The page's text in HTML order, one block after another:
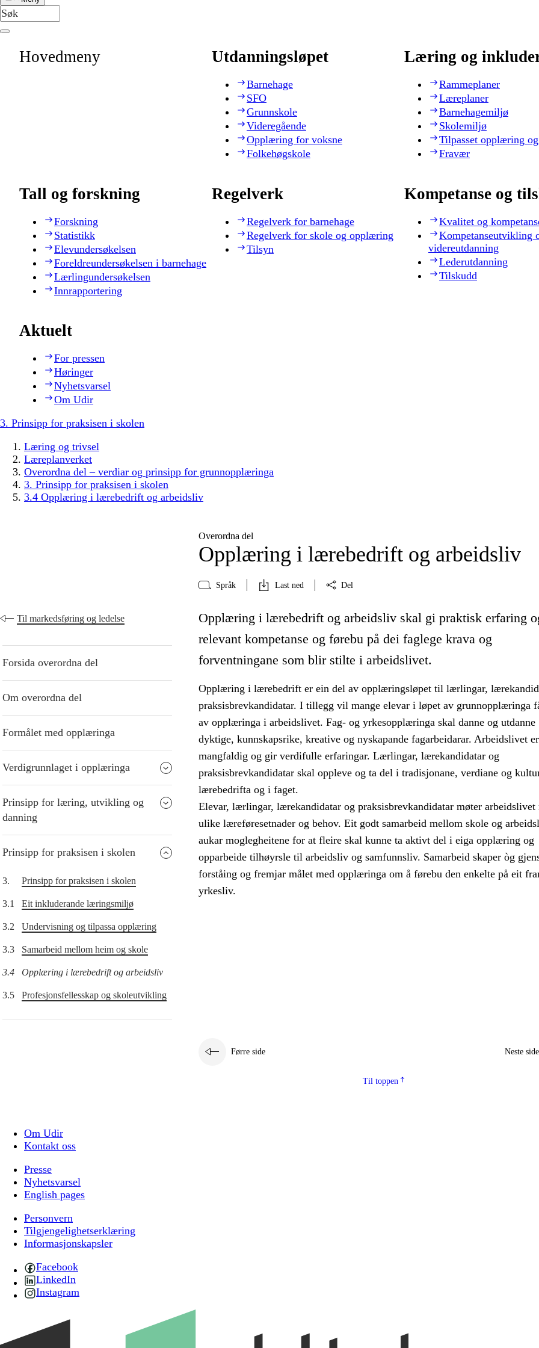
Hovedmeny Utdanningsløpet
Barnehage
SFO
Grunnskole
Videregående
Opplæring for voksne
Folkehøgskole
Læring og
Rammeplaner
Læreplaner
Barnehagemiljø
Skolemiljø
Tilpasset opplæring
Fravær
Tall og forskning
Forskning
Statistikk
Elevundersøkelsen
Foreldreundersøkelsen i barnehage
Lærlingundersøkelsen
Innrapportering
Regelverk
Regelverk for barnehage
Regelverk for skole og opplæring
Tilsyn
Kompetanse og
Kvalitet og
Kompetanseutvikling
videreutdanning
Lederutdanning
Tilskudd
Aktuelt
For pressen
Høringer
Nyhetsvarsel
Om Udir
3. Prinsipp for praksisen i skolen
Læring og trivsel
Læreplanverket
Overordna del – verdiar og prinsipp for grunnopplæringa
3. Prinsipp for praksisen i skolen
3.4 Opplæring i lærebedrift og arbeidsliv
Overordna del
Opplæring i lærebedrift og arbeidsliv
Språk Last ned Del
Til markedsføring og ledelse
Forsida overordna del
Om overordna del
Formålet med opplæringa
Verdigrunnlaget i opplæringa
Prinsipp for læring, utvikling og
danning
Prinsipp for praksisen i skolen
3. Prinsipp for praksisen i skolen
3.1 Eit inkluderande læringsmiljø
3.2 Undervisning og tilpassa opplæring
3.3 Samarbeid mellom heim og skole
3.4 Opplæring i lærebedrift og arbeidsliv
3.5 Profesjonsfellesskap og skoleutvikling
Opplæring i lærebedrift og arbeidsliv skal gi praktisk erfaring
relevant kompetanse og førebu på dei faglege krava og
forventningane som blir stilte i arbeidslivet.
Opplæring i lærebedrift er ein del av opplæringsløpet til lærlingar,
praksisbrevkandidatar. I tillegg vil mange elevar i løpet av grunnopplæringa
av opplæringa i arbeidslivet. Fag- og yrkesopplæringa skal danne og utdanne
dyktige, kunnskapsrike, kreative og nyskapande fagarbeidarar. Arbeidslivet er
mangfaldig og gir verdifulle erfaringar. Lærlingar, lærekandidatar og
praksisbrevkandidatar skal oppleve og ta del i tradisjonane, verdiane og
lærebedrifta og i faget.
Elevar, lærlingar, lærekandidatar og praksisbrevkandidatar møter arbeidslivet
ulike læreføresetnader og behov. Eit godt samarbeid mellom skole og
aukar moglegheitene for at fleire skal kunne ta aktivt del i eiga opplæring og
opparbeide tilhøyrsle til arbeidsliv og samfunnsliv. Samarbeid skaper òg
forståing og fremjar målet med opplæringa om å førebu den enkelte på eit
yrkesliv.
Førre side Neste side
Til toppen
Om Udir
Kontakt oss
Presse
Nyhetsvarsel
English pages
Personvern
Tilgjengelighetserklæring
Informasjonskapsler
Facebook
LinkedIn
Instagram